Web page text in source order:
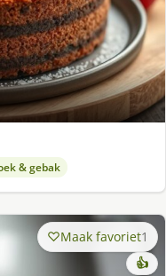
& gebak
Maak favoriet1
👍